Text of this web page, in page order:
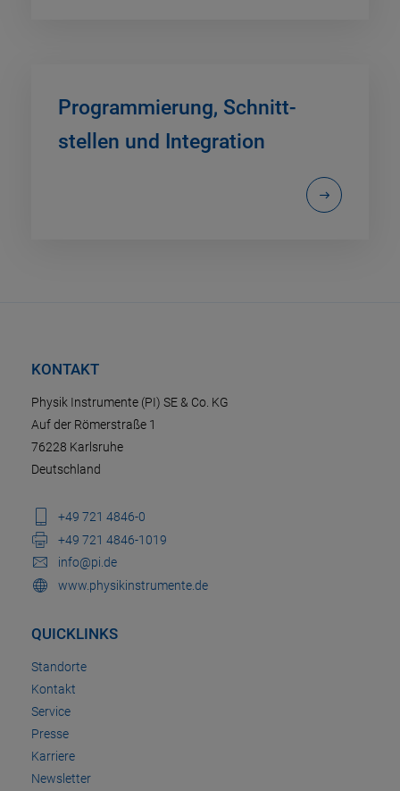
Program­mierung, Schnitt­
stellen und Inte­gration
KONTAKT
Physik Instrumente (PI) SE & Co. KG
Auf der Römerstraße 1
76228 Karlsruhe
Deutschland
+49 721 4846-0
+49 721 4846-1019
info@pi.de
www.physikinstrumente.de
QUICKLINKS
Standorte
Kontakt
Service
Presse
Karriere
Newsletter